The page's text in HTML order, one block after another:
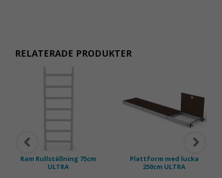
RELATERADE PRODUKTER
Ram Rullställning 75cm
ULTRA
Plattform med lucka
250cm ULTRA